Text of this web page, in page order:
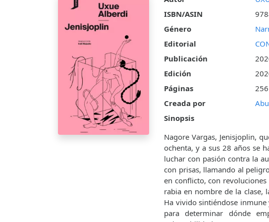
ISBN/ASIN
Género
Editorial
Publicación
Edición
Páginas
256
Creada por
Sinopsis
Nagore Vargas, Jenisjoplin,
ochenta, y a sus 28 años se
luchar con pasión contra la
con prisas, llamando al
en conflicto, con
rabia en nombre de la clase,
Ha vivido sintiéndose
para determinar dónde